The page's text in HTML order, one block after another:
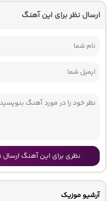
ارسال نظر برای این آهنگ
نظری برای این آهنگ ارسال
آرشیو موزیک